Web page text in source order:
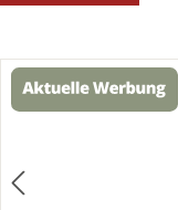
Bildergalerie